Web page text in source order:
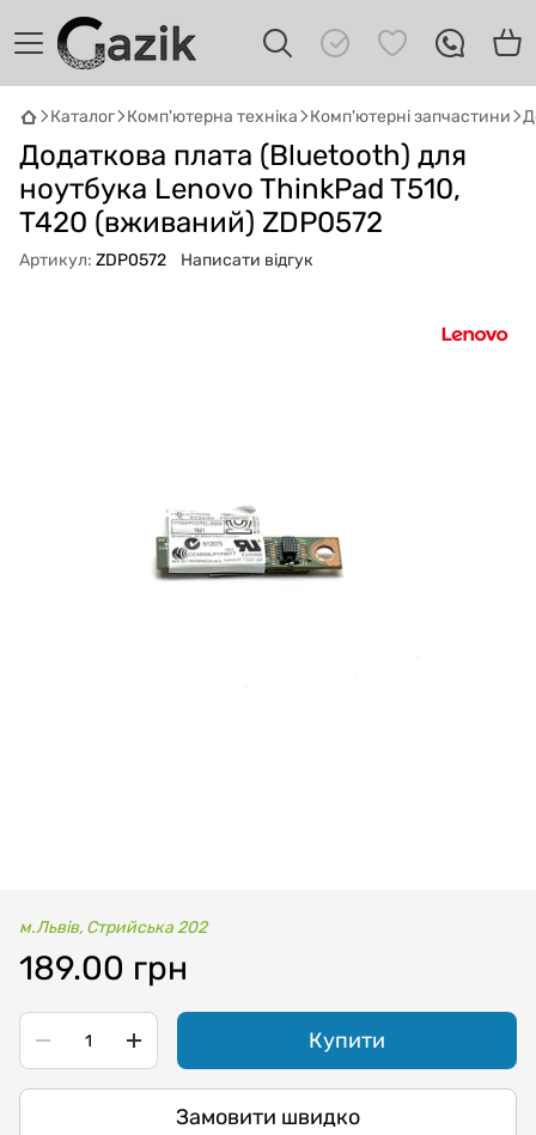
Каталог Комп'ютерна техніка Комп'ютерні запчастини
Додаткова плата (Bluetooth) для
ноутбука Lenovo ThinkPad T510,
T420 (вживаний) ZDP0572
Артикул: ZDP0572 Написати відгук
м.Львів, Стрийська 202
189.00 грн
Купити
Замовити швидко
GAZIKAI
Онлайн · пошук техніки
Привіт! 👋 Я Gazik AI — допоможу
підібрати вживану комп'ютерну техніку.
Що шукаєш?